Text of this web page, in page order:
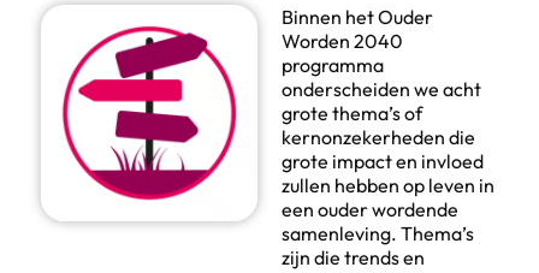
Binnen het Ouder
Worden 2040
programma
onderscheiden we acht
grote thema’s of
kernonzekerheden die
grote impact en invloed
zullen hebben op leven in
een ouder wordende
samenleving. Thema’s
zijn die trends en